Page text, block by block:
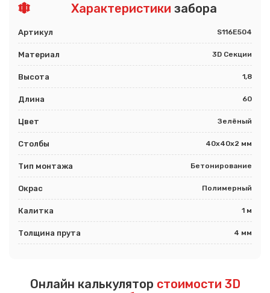
Характеристики забора
Артикул S116E504
Материал 3D Секции
Высота 1,8
Длина 60
Цвет Зелёный
Столбы 40х40х2 мм
Тип монтажа Бетонирование
Окрас Полимерный
Калитка 1 м
Толщина прута 4 мм
Онлайн калькулятор стоимости 3D